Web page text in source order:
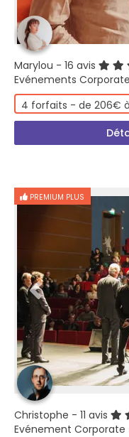
Marylou - 16 avis
Evénements
4 forfaits - de 206€
PREMIUM PLUS
Christophe - 11 avis
Evénement Corporate